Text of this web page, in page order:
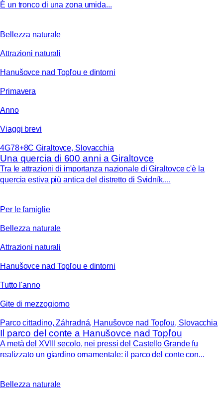
È un tronco di una zona umida...
Bellezza naturale
Attrazioni naturali
Hanušovce nad Topľou e dintorni
Primavera
Anno
Viaggi brevi
4G78+8C Giraltovce, Slovacchia
Una quercia di 600 anni a Giraltovce
Tra le attrazioni di importanza nazionale di Giraltovce c'è la
quercia estiva più antica del distretto di Svidník....
Per le famiglie
Bellezza naturale
Attrazioni naturali
Hanušovce nad Topľou e dintorni
Tutto l'anno
Gite di mezzogiorno
Parco cittadino, Záhradná, Hanušovce nad Topľou, Slovacchia
Il parco del conte a Hanušovce nad Topľou
A metà del XVIII secolo, nei pressi del Castello Grande fu
realizzato un giardino ornamentale: il parco del conte con...
Bellezza naturale